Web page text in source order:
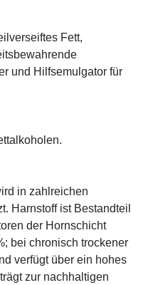
Fett,
und Hilfsemulgator für
in zahlreichen
Harnstoff ist Bestandteil
der Hornschicht
bei chronisch trockener
verfügt über ein hohes
zur nachhaltigen